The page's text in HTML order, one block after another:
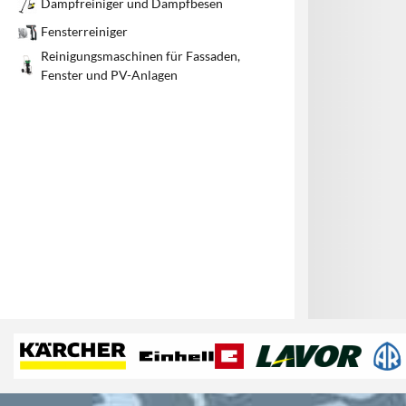
Dampfreiniger und Dampfbesen
Fensterreiniger
Reinigungsmaschinen für Fassaden,
Fenster und PV-Anlagen